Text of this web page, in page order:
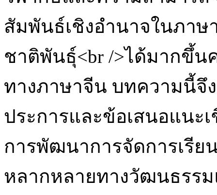
สัมพันธ์เชิงอำนาจในภา
ชาติพันธุ์<br />ได้มากขึ้
ทางภาษาจีน บทความนี้จึ
ประการและข้อเสนอแนะ
การพัฒนาการจัดการเรีย
หลากหลายทางวัฒนธรร